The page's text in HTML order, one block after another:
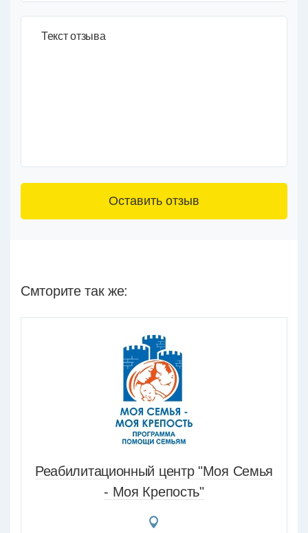
Текст отзыва
Смторите так же:
Реабилитационный центр "Моя Семья
- Моя Крепость"